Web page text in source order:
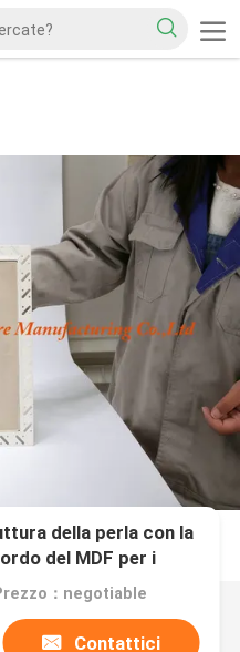
della perla con la
del MDF per i
：negotiable
Contattici